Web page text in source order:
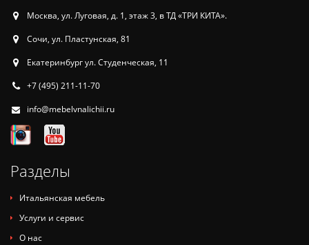
Москва, ул. Луговая, д. 1, этаж 3, в ТД «ТРИ КИТА».
Сочи, ул. Пластунская, 81
Екатеринбург ул. Студенческая, 11
+7 (495) 211-11-70
info@mebelvnalichii.ru
Разделы
Итальянская мебель
Услуги и сервис
О нас